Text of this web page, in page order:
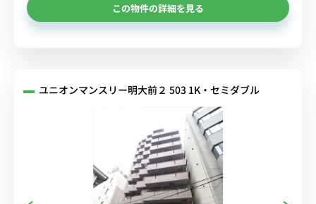
この物件の詳細を見る
ユニオンマンスリー明大前２ 503 1K・セミダブル